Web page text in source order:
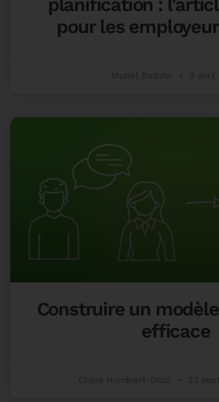
planification :
pour les
Construire un
efficace